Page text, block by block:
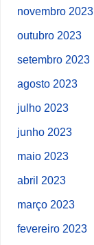
novembro 2023
outubro 2023
setembro 2023
agosto 2023
julho 2023
junho 2023
maio 2023
abril 2023
março 2023
fevereiro 2023